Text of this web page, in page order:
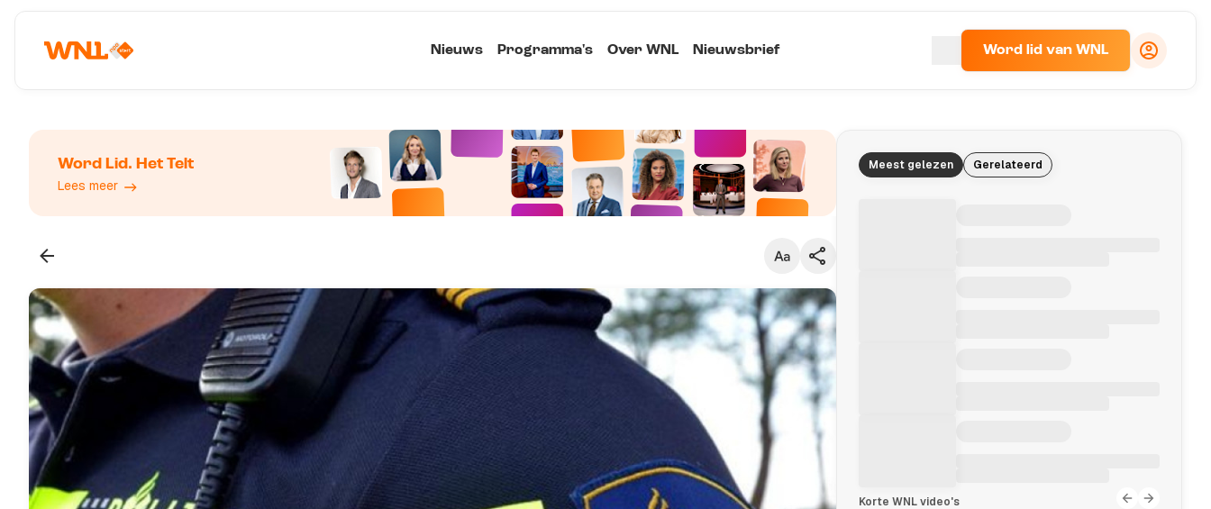
Nieuws Programma's Over WNL Nieuwsbrief Word lid van WNL
Word Lid. Het Telt
Lees meer
Klein
Standaard
Groot
Kopieer link
Meest gelezen Gerelateerd
Korte WNL video's